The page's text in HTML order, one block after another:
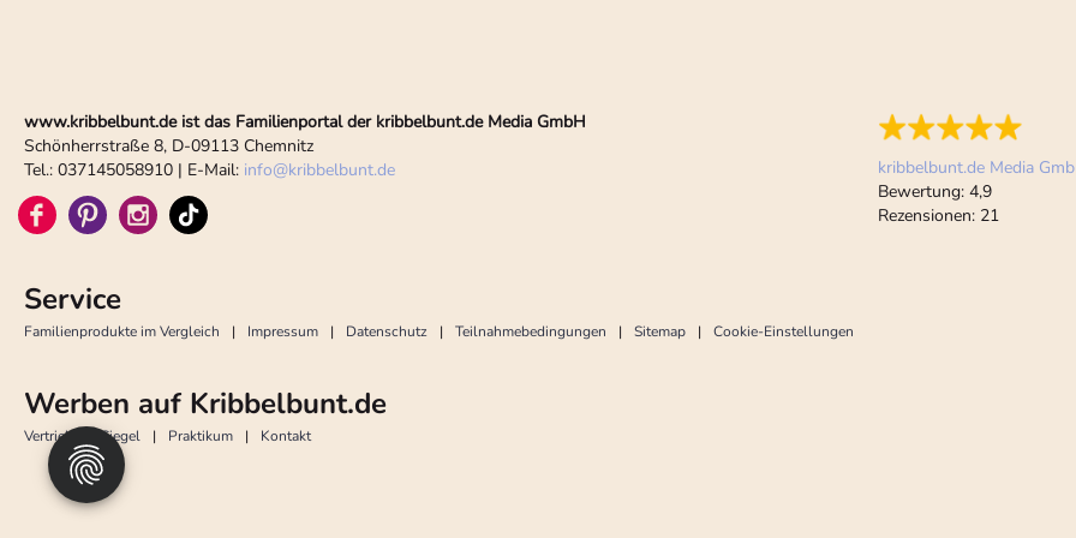
www.kribbelbunt.de ist das Familienportal der kribbelbunt.de Media GmbH
Schönherrstraße 8, D-09113 Chemnitz
Tel.: 037145058910 | E-Mail: info@kribbelbunt.de
Service
Familienprodukte im Vergleich Impressum Datenschutz Teilnahmebedingungen Sitemap Cookie-Einstellungen
Werben auf Kribbelbunt.de
Vertrieb Siegel Praktikum Kontakt
kribbelbunt.de Media
Bewertung: 4,9
Rezensionen: 21